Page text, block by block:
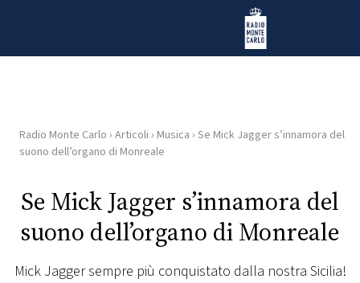
Radio Monte Carlo
HOME
RADIO
WEB
Radio Monte Carlo › Articoli › Musica › Se Mick Jagger s’innamora del
suono dell’organo di Monreale
Se Mick Jagger s’innamora del
suono dell’organo di Monreale
Mick Jagger sempre più conquistato dalla nostra Sicilia!